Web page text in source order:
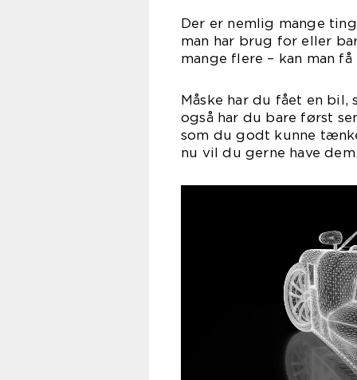
Der er nemlig mange
man har brug for eller
mange flere – kan man
Måske har du fået en bil,
også har du bare først
som du godt kunne
nu vil du gerne have